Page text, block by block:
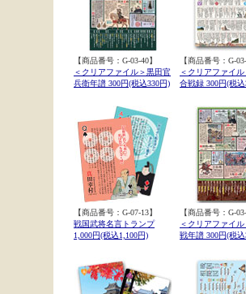
【商品番号：G-03-40】
＜クリアファイル＞黒田官
兵衛年譜 300円(税込330円)
【商品番号：G-
＜クリアファイ
合戦録 300円(税込
【商品番号：G-07-13】
戦国武将名言トランプ
1,000円(税込1,100円)
【商品番号：G-
＜クリアファイ
戦年譜 300円(税込